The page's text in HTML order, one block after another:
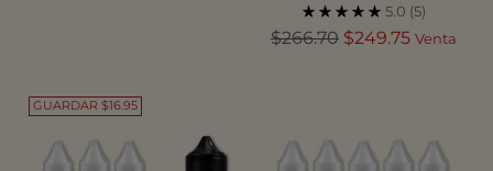
5.0 (5)
Precio
$266.70 $249.75 Venta
GUARDAR $16.95